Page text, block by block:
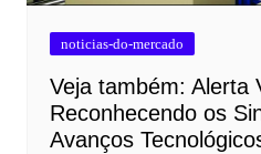
noticias-do-mercado
Veja também: Alerta
Reconhecendo os
Avanços